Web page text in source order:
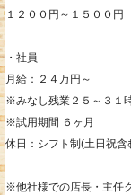
１２００円～１５００円
・社員
月給：２４万円～
※みなし残業２５～３１
※試用期間 ６ヶ月
休日：シフト制(土日祝含
※他社様での店長・主任